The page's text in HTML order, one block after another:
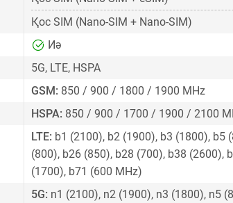
Қос SIM (Nano-SIM + Nano-SIM)
Иә
5G, LTE, HSPA
GSM: 850 / 900 / 1800 / 1900 MHz
HSPA: 850 / 900 / 1700 / 1900 / 2100
LTE: b1 (2100), b2 (1900), b3 (1800), b5
(800), b26 (850), b28 (700), b38 (2600),
(1700), b71 (600 MHz)
5G: n1 (2100), n2 (1900), n3 (1800), n5